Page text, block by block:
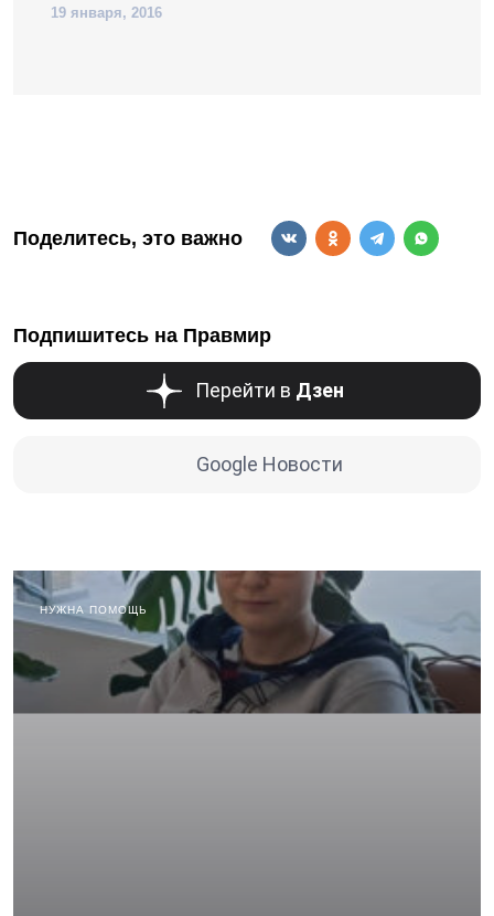
19 января, 2016
Поделитесь, это важно
Подпишитесь на Правмир
Перейти в Дзен
Google Новости
НУЖНА ПОМОЩЬ